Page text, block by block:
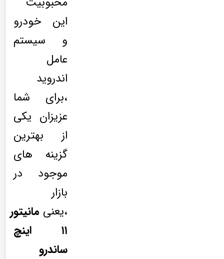
این خودرو
و سیستم
عامل
اندروید
،برای شما
عزیزان یکی
از بهترین
گزینه های
موجود در
بازار
،یعنی مانیتور
۱۱ اینچ
ساندرو